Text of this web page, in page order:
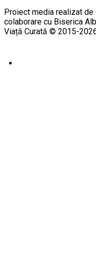
Proiect media realizat
colaborare cu Biserica
Viață Curată © 2015-